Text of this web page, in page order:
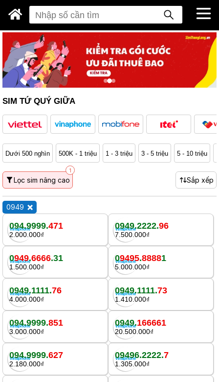
SIM TỨ QUÝ GIỮA
Dưới 500 nghìn 500K - 1 triệu 1 - 3 triệu 3 - 5 triệu 5 - 10 triệu
1
Lọc sim nâng cao Sắp xếp
0949
094.9999.471
2.000.000₫
0949.2222.96
7.500.000₫
0949.6666.31
1.500.000₫
09495.88881
5.000.000₫
0949.1111.76
4.000.000₫
0949.1111.73
1.410.000₫
094.9999.851
3.000.000₫
0949.166661
20.500.000₫
094.9999.627
2.180.000₫
09496.2222.7
1.305.000₫